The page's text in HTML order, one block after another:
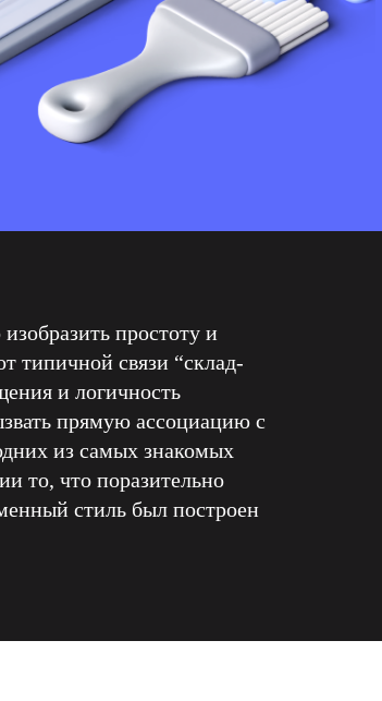
простоту и
типичной связи “склад-
и логичность
прямую ассоциацию с
из самых знакомых
то, что поразительно
стиль был построен